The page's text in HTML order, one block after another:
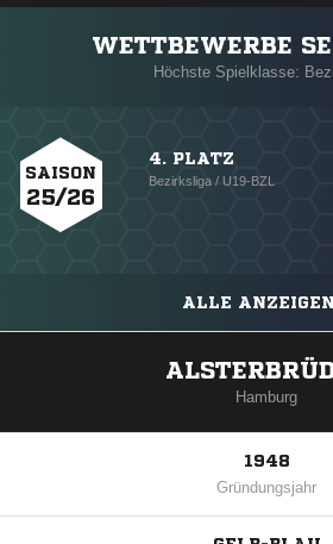
WETTBEWERBE
Höchste Spielklasse:
SAISON
25/26
4. PLATZ
Bezirksliga / U19-BZL
ALLE ANZEIGEN
Hamburg
1948
Gründungsjahr